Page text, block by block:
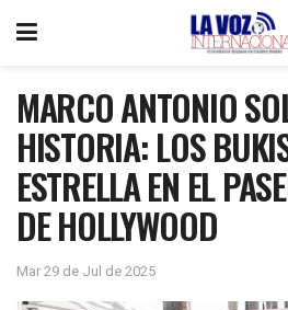
MARCO ANTONIO
HISTORIA: LOS
ESTRELLA EN EL
DE HOLLYWOOD
Mar 29 de Jul de 2025